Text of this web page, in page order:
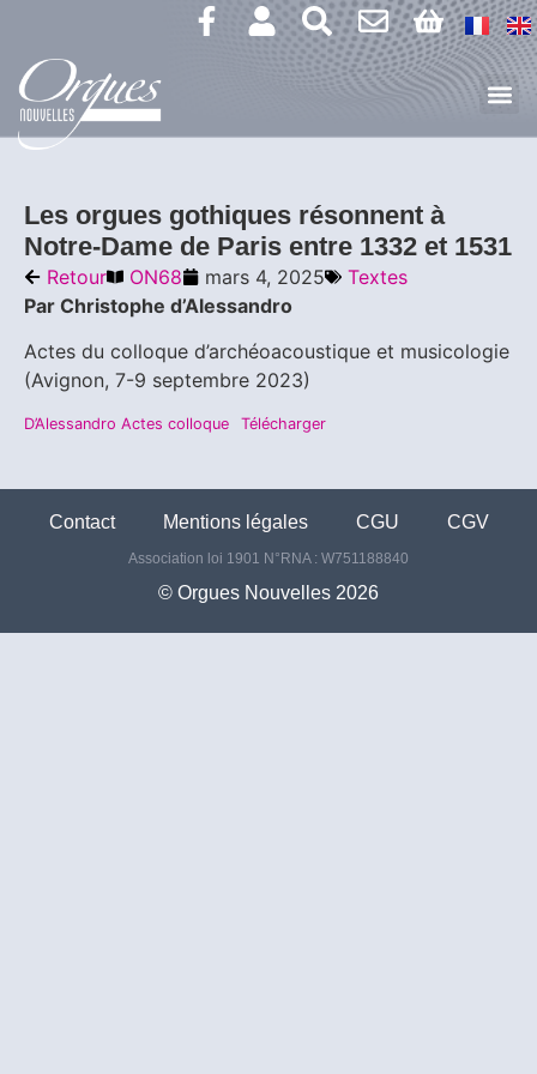
Les orgues gothiques résonnent à
Notre-Dame de Paris entre 1332 et 1531
Retour ON68 mars 4, 2025
Textes
Par Christophe d’Alessandro
Actes du colloque d’archéoacoustique et musicologie
(Avignon, 7-9 septembre 2023)
D’Alessandro Actes colloque Télécharger
©️ Orgues Nouvelles 2026
Association loi 1901 N°RNA : W751188840
Contact Mentions légales CGU CGV